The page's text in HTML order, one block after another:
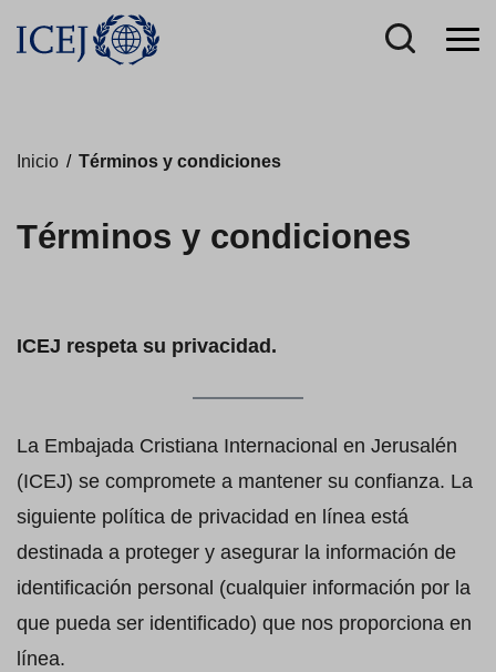
Inicio / Términos y condiciones
Términos y condiciones
ICEJ respeta su privacidad.
La Embajada Cristiana Internacional en Jerusalén
(ICEJ) se compromete a mantener su confianza. La
siguiente política de privacidad en línea está
destinada a proteger y asegurar la información de
identificación personal (cualquier información por la
que pueda ser identificado) que nos proporciona en
línea.